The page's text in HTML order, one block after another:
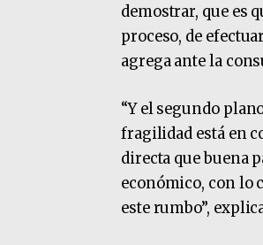
demostrar, que es
proceso, de
agrega ante la
“Y el segundo
fragilidad está en
directa que buena
económico, con lo
este rumbo”,